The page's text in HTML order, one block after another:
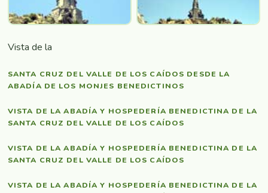
Vista de la
SANTA CRUZ DEL VALLE DE LOS CAÍDOS DESDE LA
ABADÍA DE LOS MONJES BENEDICTINOS
VISTA DE LA ABADÍA Y HOSPEDERÍA BENEDICTINA DE LA
SANTA CRUZ DEL VALLE DE LOS CAÍDOS
VISTA DE LA ABADÍA Y HOSPEDERÍA BENEDICTINA DE LA
SANTA CRUZ DEL VALLE DE LOS CAÍDOS
VISTA DE LA ABADÍA Y HOSPEDERÍA BENEDICTINA DE LA